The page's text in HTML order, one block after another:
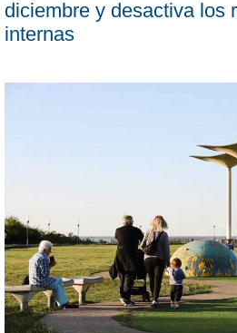
diciembre y desactiva los
internas